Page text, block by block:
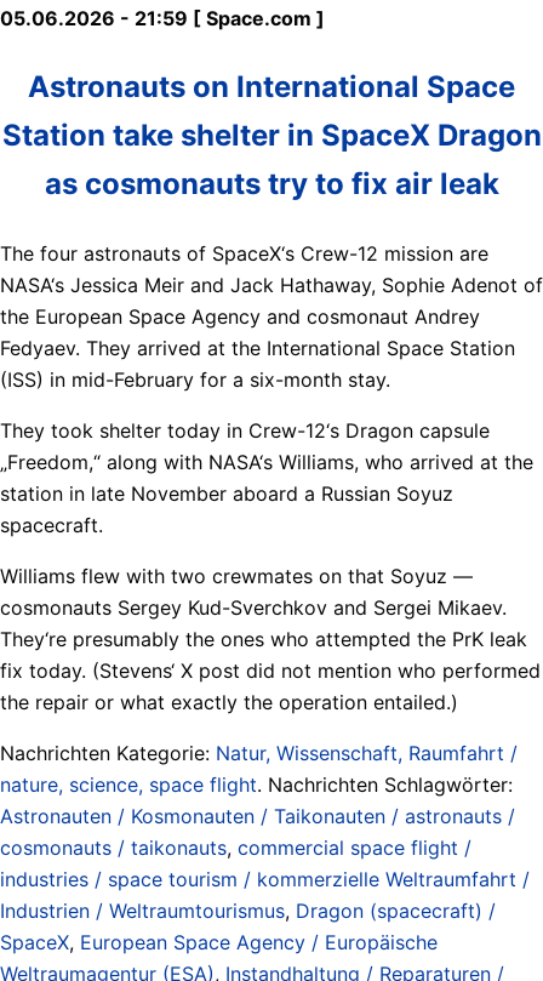
05.06.2026 - 21:59 [ Space.com ]
Astronauts on International Space
Station take shelter in SpaceX Dragon
as cosmonauts try to fix air leak
The four astronauts of SpaceX‘s Crew-12 mission are
NASA‘s Jessica Meir and Jack Hathaway, Sophie Adenot of
the European Space Agency and cosmonaut Andrey
Fedyaev. They arrived at the International Space Station
(ISS) in mid-February for a six-month stay.
They took shelter today in Crew-12‘s Dragon capsule
„Freedom,“ along with NASA‘s Williams, who arrived at the
station in late November aboard a Russian Soyuz
spacecraft.
Williams flew with two crewmates on that Soyuz —
cosmonauts Sergey Kud-Sverchkov and Sergei Mikaev.
They‘re presumably the ones who attempted the PrK leak
fix today. (Stevens‘ X post did not mention who performed
the repair or what exactly the operation entailed.)
Nachrichten Kategorie: Natur, Wissenschaft, Raumfahrt /
nature, science, space flight. Nachrichten Schlagwörter:
Astronauten / Kosmonauten / Taikonauten / astronauts /
cosmonauts / taikonauts, commercial space flight /
industries / space tourism / kommerzielle Weltraumfahrt /
Industrien / Weltraumtourismus, Dragon (spacecraft) /
SpaceX, European Space Agency / Europäische
Weltraumagentur (ESA), Instandhaltung / Reparaturen /